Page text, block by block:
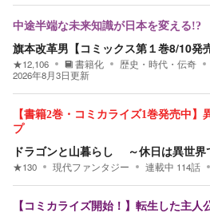
中途半端な未来知識が日本を変える!?
旗本改革男【コミックス第１巻8/10発
★12,106 書籍化 歴史・時代・伝奇
2026年8月3日更新
【書籍2巻・コミカライズ1巻発売中
プ
ドラゴンと山暮らし ～休日は異世界
★130 現代ファンタジー 連載中 114話
【コミカライズ開始！】転生した主